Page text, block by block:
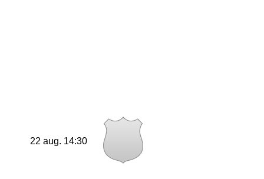
22 aug. 14:30